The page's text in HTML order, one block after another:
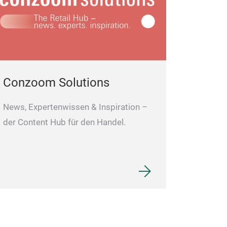
Conzoom Solutions
News, Expertenwissen & Inspiration –
der Content Hub für den Handel.